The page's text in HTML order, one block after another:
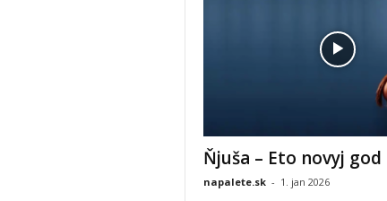
Ňjuša – Eto novyj god
napalete.sk - 1. jan 2026